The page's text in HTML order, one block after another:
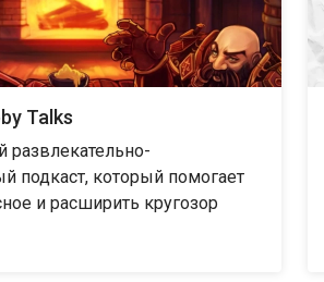
Talks
подкаст, который помогает
и расширить кругозор